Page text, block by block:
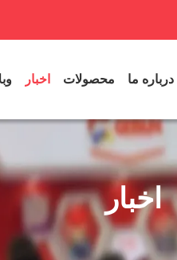
درباره ما محصولات اخبار
اخبار